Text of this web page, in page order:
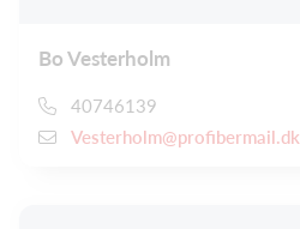
Bo Vesterholm
40746139
Vesterholm@profibermail.dk